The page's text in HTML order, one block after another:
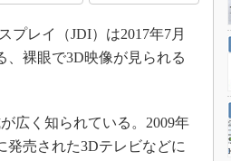
ンタ
ルツインとCAE
ストリー4.0
ーション
ビッグデータ
レイ（JDI）は2017年7月
、裸眼で3D映像が見られる
広く知られている。2009年
発売された3Dテレビなどに